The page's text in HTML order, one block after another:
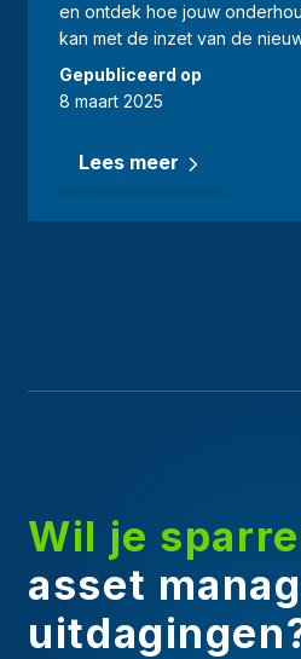
en ontdek hoe jouw
kan met de inzet van de
Gepubliceerd op
8 maart 2025
Lees meer
Wil je
asset